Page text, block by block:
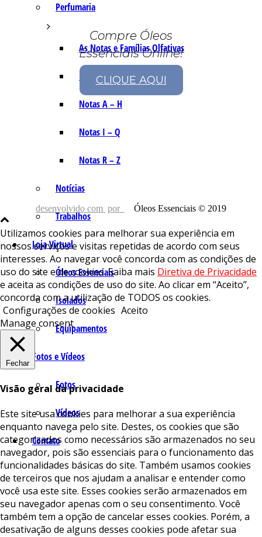
Perfumaria
As Notas e Famílias Olfativas
Marketing Olfativo
Notas A – H
Notas I – Q
Notas R – Z
Notícias
Trabalhos
Loja Virtual
Óleos Essenciais
Isolados
Equipamentos
Fotos e Vídeos
Fotos
Vídeos
Contato
Compre Óleos
Essenciais Online!
CLIQUE AQUI
desenvolvido com por Óleos Essenciais © 2019
Utilizamos cookies para melhorar sua experiência em
nossos serviços e visitas repetidas de acordo com seus
interesses. Ao navegar você concorda com as condições de
uso do site e de cookies. Saiba mais Diretiva de Privacidade
e aceita as condições de uso do site. Ao clicar em “Aceito”,
concorda com a utilização de TODOS os cookies.
Configurações de cookies Aceito
Manage consent
Fechar
Visão geral da privacidade
Este site usa cookies para melhorar a sua experiência
enquanto navega pelo site. Destes, os cookies que são
categorizados como necessários são armazenados no seu
navegador, pois são essenciais para o funcionamento das
funcionalidades básicas do site. Também usamos cookies
de terceiros que nos ajudam a analisar e entender como
você usa este site. Esses cookies serão armazenados em
seu navegador apenas com o seu consentimento. Você
também tem a opção de cancelar esses cookies. Porém, a
desativação de alguns desses cookies pode afetar sua